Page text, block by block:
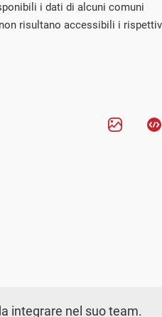
i dati di alcuni comuni
risultano accessibili i
integrare nel suo team.